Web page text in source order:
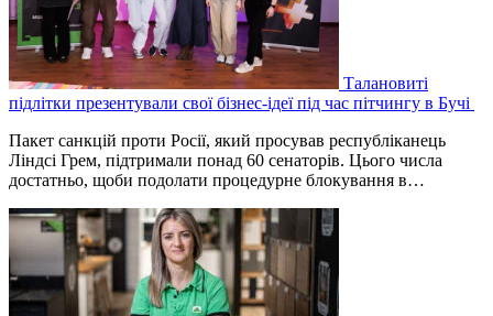
Талановиті
підлітки презентували свої бізнес-ідеї під час пітчингу в Бучі
Пакет санкцій проти Росії, який просував республіканець
Ліндсі Грем, підтримали понад 60 сенаторів. Цього числа
достатньо, щоби подолати процедурне блокування в…